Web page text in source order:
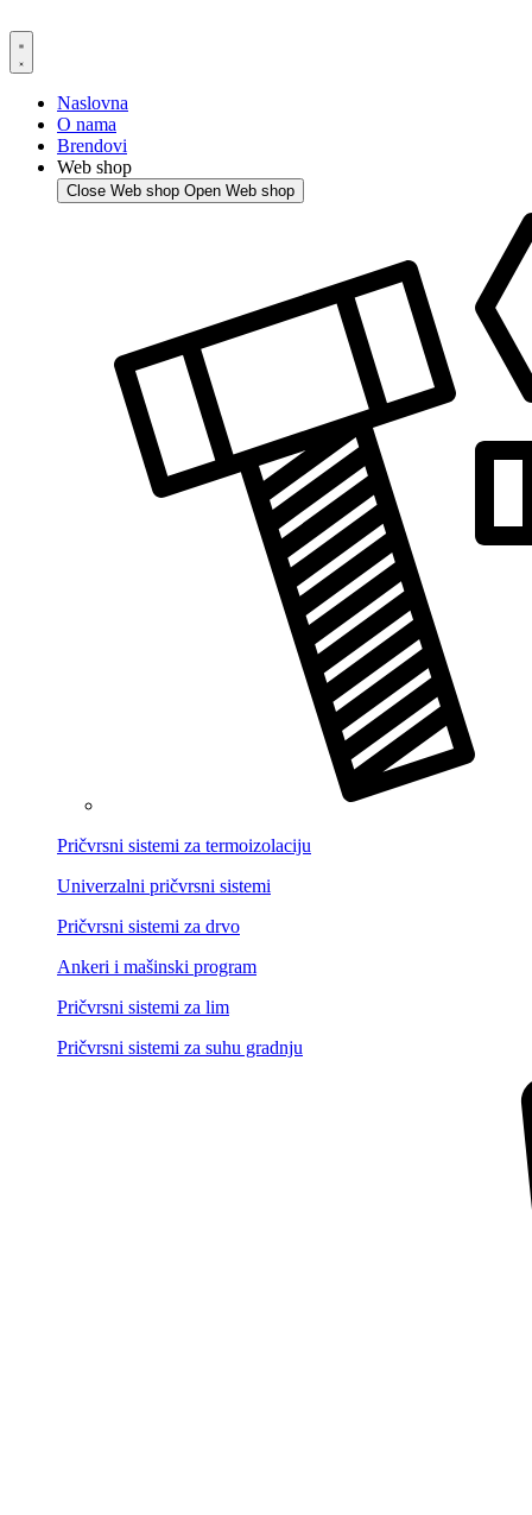
to
content
Naslovna
O nama
Brendovi
Web shop
Close Web shop Open Web shop
Pričvrsni sistemi za termoizolaciju
Univerzalni pričvrsni sistemi
Pričvrsni sistemi za drvo
Ankeri i mašinski program
Pričvrsni sistemi za lim
Pričvrsni sistemi za suhu gradnju